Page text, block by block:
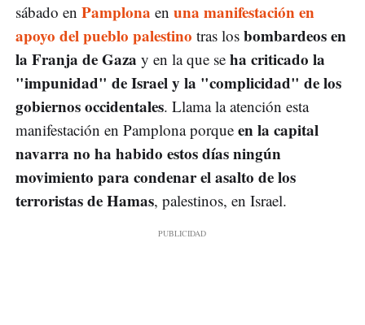
sábado en Pamplona en una manifestación en
apoyo del pueblo palestino tras los bombardeos en
la Franja de Gaza y en la que se ha criticado la
"impunidad" de Israel y la "complicidad" de los
gobiernos occidentales. Llama la atención esta
manifestación en Pamplona porque en la capital
navarra no ha habido estos días ningún
movimiento para condenar el asalto de los
terroristas de Hamas, palestinos, en Israel.